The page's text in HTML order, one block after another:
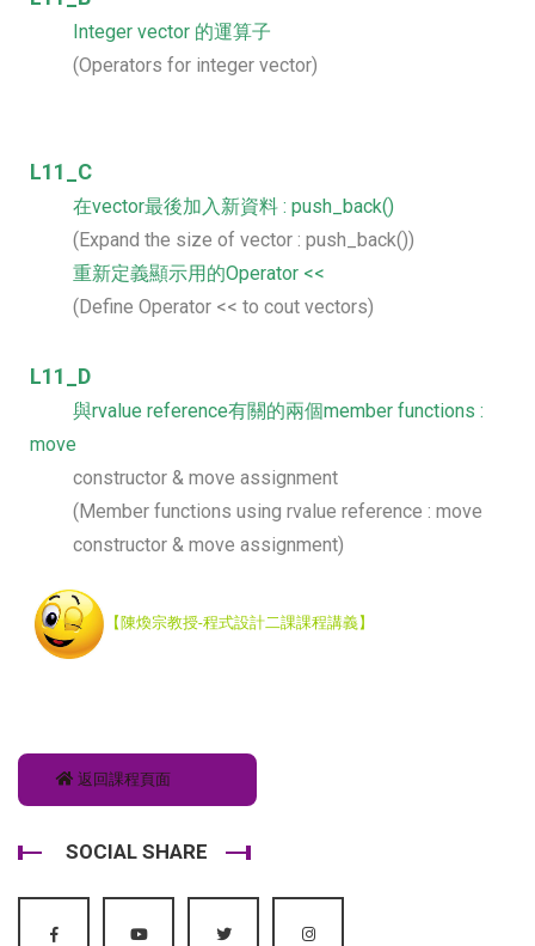
Integer vector 的運算子
(Operators for integer vector)
L11_C
在vector最後加入新資料 : push_back()
(Expand the size of vector : push_back())
重新定義顯示用的Operator <<
(Define Operator << to cout vectors)
L11_D
與rvalue reference有關的兩個member functions :
move
constructor & move assignment
(Member functions using rvalue reference : move
constructor & move assignment)
【陳煥宗教授-程式設計二課課程講義】
返回課程頁面
SOCIAL SHARE